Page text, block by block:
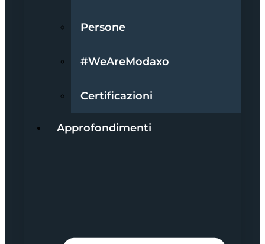
Persone
#WeAreModaxo
Certificazioni
Approfondimenti